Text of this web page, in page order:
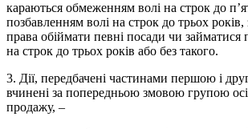
караються обмеженням волі на строк до
позбавленням волі на строк до трьох
права обіймати певні посади чи займатися
на строк до трьох років або без такого.
3. Дії, передбачені частинами першою і
вчинені за попередньою змовою групою
продажу, –